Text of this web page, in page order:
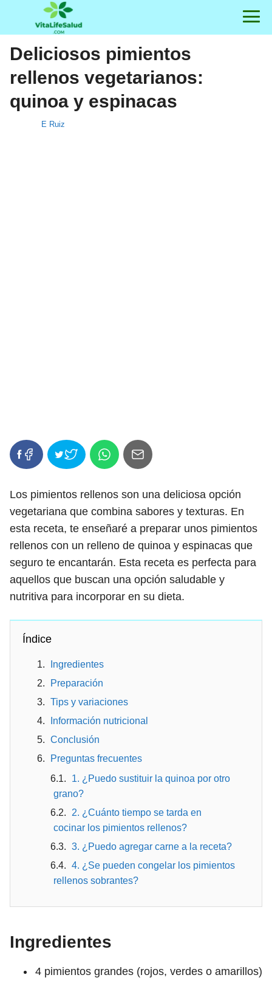
Deliciosos pimientos
rellenos vegetarianos:
quinoa y espinacas
E Ruiz
Los pimientos rellenos son una deliciosa opción
vegetariana que combina sabores y texturas. En
esta receta, te enseñaré a preparar unos pimientos
rellenos con un relleno de quinoa y espinacas que
seguro te encantarán. Esta receta es perfecta para
aquellos que buscan una opción saludable y
nutritiva para incorporar en su dieta.
Índice
Ingredientes
Preparación
Tips y variaciones
Información nutricional
Conclusión
Preguntas frecuentes
1. ¿Puedo sustituir la quinoa por otro
grano?
2. ¿Cuánto tiempo se tarda en
cocinar los pimientos rellenos?
3. ¿Puedo agregar carne a la receta?
4. ¿Se pueden congelar los pimientos
rellenos sobrantes?
Ingredientes
4 pimientos grandes (rojos, verdes o amarillos)